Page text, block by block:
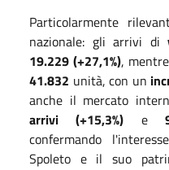
Particolarmente
nazionale: gli arrivi di
19.229 (+27,1%),
41.832 unità, con un
anche il mercato
arrivi (+15,3%) e
confermando
Spoleto e il suo